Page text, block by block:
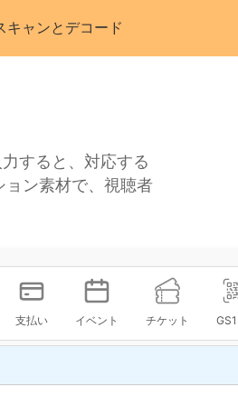
キャンとデコード
すると、対応する
ョン素材で、視聴者
支払い イベント チケット